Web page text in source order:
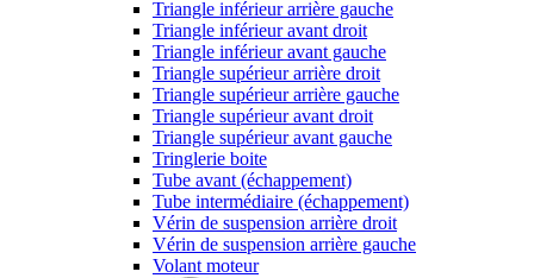
Triangle inférieur arrière gauche
Triangle inférieur avant droit
Triangle inférieur avant gauche
Triangle supérieur arrière droit
Triangle supérieur arrière gauche
Triangle supérieur avant droit
Triangle supérieur avant gauche
Tringlerie boite
Tube avant (échappement)
Tube intermédiaire (échappement)
Vérin de suspension arrière droit
Vérin de suspension arrière gauche
Volant moteur